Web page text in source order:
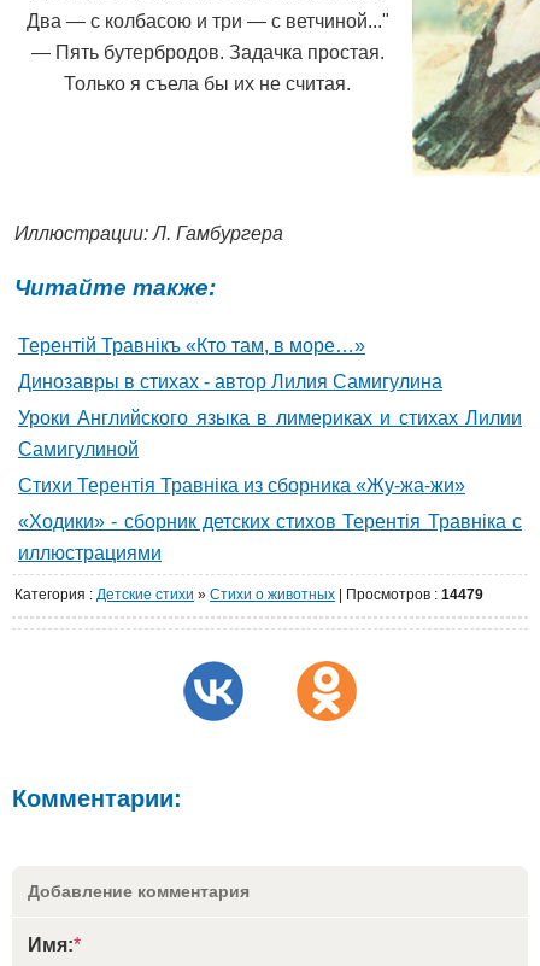
Два — с колбасою и три — с ветчиной..."
— Пять бутербродов. Задачка простая.
Только я съела бы их не считая.
Иллюстрации: Л. Гамбургера
Читайте также:
Терентiй Травнiкъ «Кто там, в море…»
Динозавры в стихах - автор Лилия Самигулина
Уроки Английского языка в лимериках и стихах Лилии
Самигулиной
Стихи Терентiя Травнiка из сборника «Жу-жа-жи»
«Ходики» - сборник детских стихов Терентiя Травнiка с
иллюстрациями
Категория : Детские стихи » Стихи о животных Просмотров : 14479
Комментарии:
Добавление комментария
Имя:*